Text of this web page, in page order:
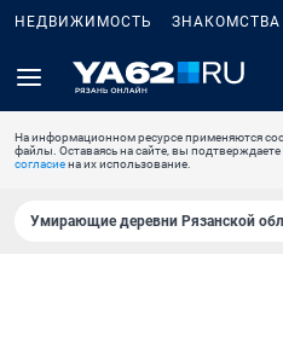
НЕДВИЖИМОСТЬ ЗНАКОМСТВА
На информационном ресурсе применяются
файлы. Оставаясь на сайте, вы подтверждаете
согласиена их использование.
Умирающие деревни Рязанской